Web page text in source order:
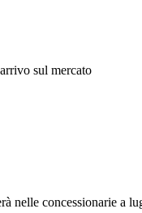
sul mercato
nelle concessionarie a